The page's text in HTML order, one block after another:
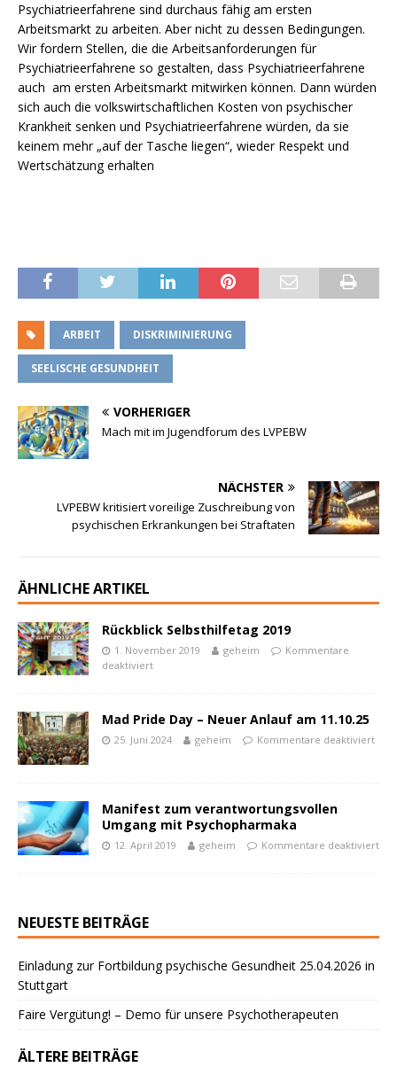
Psychiatrieerfahrene sind durchaus fähig am ersten
Arbeitsmarkt zu arbeiten. Aber nicht zu dessen Bedingungen.
Wir fordern Stellen, die die Arbeitsanforderungen für
Psychiatrieerfahrene so gestalten, dass Psychiatrieerfahrene
auch am ersten Arbeitsmarkt mitwirken können. Dann würden
sich auch die volkswirtschaftlichen Kosten von psychischer
Krankheit senken und Psychiatrieerfahrene würden, da sie
keinem mehr „auf der Tasche liegen“, wieder Respekt und
Wertschätzung erhalten
ARBEIT DISKRIMINIERUNG
SEELISCHE GESUNDHEIT
VORHERIGER
Mach mit im Jugendforum des LVPEBW
NÄCHSTER
LVPEBW kritisiert voreilige Zuschreibung von
psychischen Erkrankungen bei Straftaten
ÄHNLICHE ARTIKEL
Rückblick Selbsthilfetag 2019
1. November 2019 geheim
Kommentare
deaktiviert
Mad Pride Day – Neuer Anlauf am 11.10.25
25. Juni 2024 geheim Kommentare deaktiviert
Manifest zum verantwortungsvollen
Umgang mit Psychopharmaka
12. April 2019 geheim Kommentare deaktiviert
NEUESTE BEITRÄGE
Einladung zur Fortbildung psychische Gesundheit 25.04.2026 in
Stuttgart
Faire Vergütung! – Demo für unsere Psychotherapeuten
ÄLTERE BEITRÄGE